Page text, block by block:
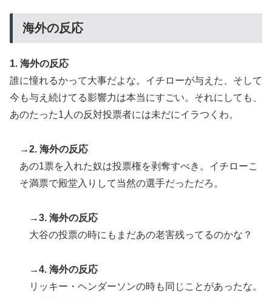
海外の反応
1. 海外の反応
誰に憧れるかって大事だよな。イチローが与えた、そして
今も与え続けてる影響力は本当にすごい。それにしても、
あのたった1人の反対投票者には未だにイラつくわ。
→2. 海外の反応
あの1票を入れた奴は投票権を剥奪すべき。イチローこ
そ満票で殿堂入りして当然の選手だっただろ。
→3. 海外の反応
大谷の投票の時にもまだあの老害残ってるのかな？
→4. 海外の反応
リッキー・ヘンダーソンの時も同じことがあったな。